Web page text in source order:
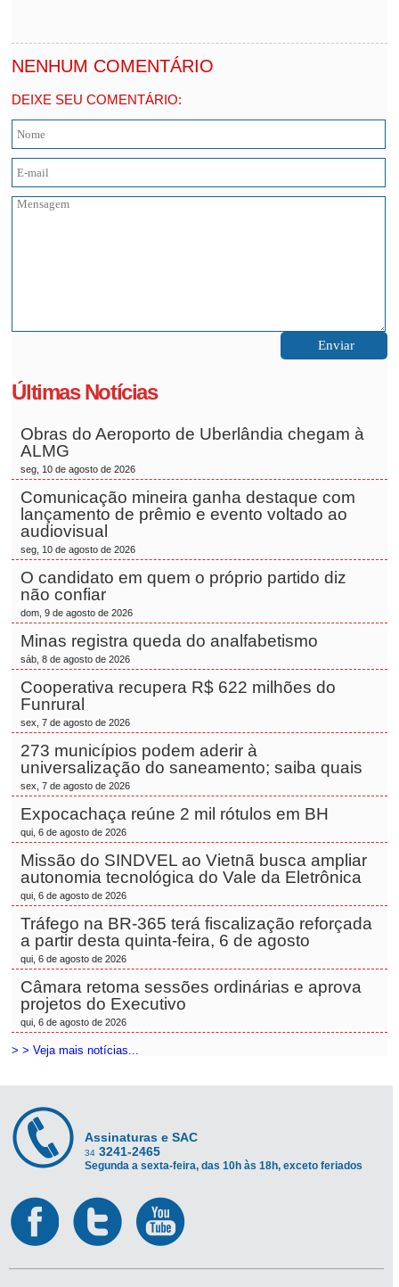
NENHUM COMENTÁRIO
DEIXE SEU COMENTÁRIO:
Últimas Notícias
Obras do Aeroporto de Uberlândia chegam à
ALMG
seg, 10 de agosto de 2026
Comunicação mineira ganha destaque com
lançamento de prêmio e evento voltado ao
audiovisual
seg, 10 de agosto de 2026
O candidato em quem o próprio partido diz
não confiar
dom, 9 de agosto de 2026
Minas registra queda do analfabetismo
sáb, 8 de agosto de 2026
Cooperativa recupera R$ 622 milhões do
Funrural
sex, 7 de agosto de 2026
273 municípios podem aderir à
universalização do saneamento; saiba quais
sex, 7 de agosto de 2026
Expocachaça reúne 2 mil rótulos em BH
qui, 6 de agosto de 2026
Missão do SINDVEL ao Vietnã busca ampliar
autonomia tecnológica do Vale da Eletrônica
qui, 6 de agosto de 2026
Tráfego na BR-365 terá fiscalização reforçada
a partir desta quinta-feira, 6 de agosto
qui, 6 de agosto de 2026
Câmara retoma sessões ordinárias e aprova
projetos do Executivo
qui, 6 de agosto de 2026
> > Veja mais notícias...
Assinaturas e SAC
34 3241-2465
Segunda a sexta-feira, das 10h às 18h, exceto feriados